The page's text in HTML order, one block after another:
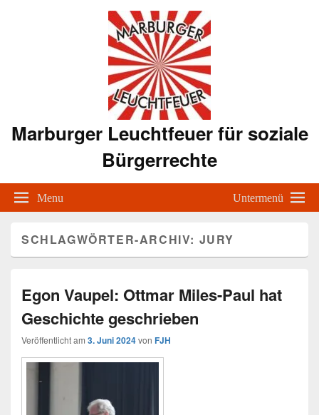
Marburger Leuchtfeuer für soziale
Bürgerrechte
Menu Untermenü
SCHLAGWÖRTER-ARCHIV: JURY
Egon Vaupel: Ottmar Miles-Paul hat
Geschichte geschrieben
Veröffentlicht am 3. Juni 2024von FJH